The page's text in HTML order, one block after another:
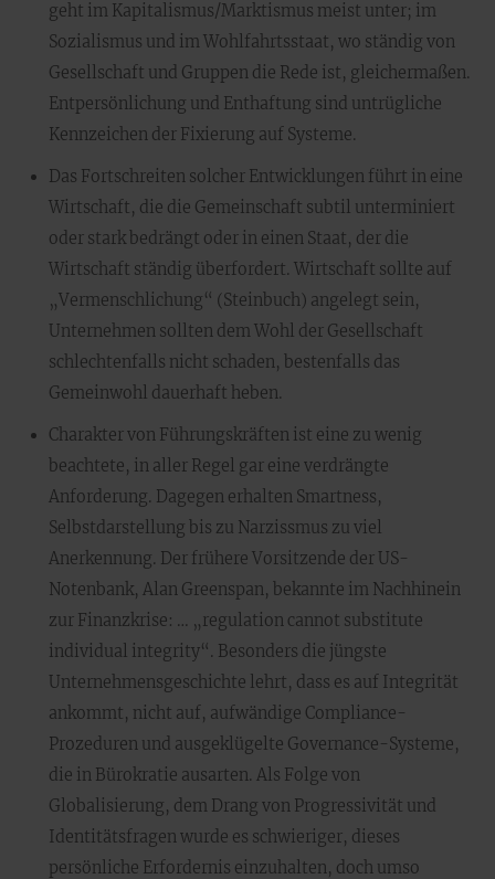
geht im Kapitalismus/Marktismus meist unter; im
Sozialismus und im Wohlfahrtsstaat, wo ständig von
Gesellschaft und Gruppen die Rede ist, gleichermaßen.
Entpersönlichung und Enthaftung sind untrügliche
Kennzeichen der Fixierung auf Systeme.
Das Fortschreiten solcher Entwicklungen führt in eine
Wirtschaft, die die Gemeinschaft subtil unterminiert
oder stark bedrängt oder in einen Staat, der die
Wirtschaft ständig überfordert. Wirtschaft sollte auf
„Vermenschlichung“ (Steinbuch) angelegt sein,
Unternehmen sollten dem Wohl der Gesellschaft
schlechtenfalls nicht schaden, bestenfalls das
Gemeinwohl dauerhaft heben.
Charakter von Führungskräften ist eine zu wenig
beachtete, in aller Regel gar eine verdrängte
Anforderung. Dagegen erhalten Smartness,
Selbstdarstellung bis zu Narzissmus zu viel
Anerkennung. Der frühere Vorsitzende der US-
Notenbank, Alan Greenspan, bekannte im Nachhinein
zur Finanzkrise: … „regulation cannot substitute
individual integrity“. Besonders die jüngste
Unternehmensgeschichte lehrt, dass es auf Integrität
ankommt, nicht auf, aufwändige Compliance-
Prozeduren und ausgeklügelte Governance-Systeme,
die in Bürokratie ausarten. Als Folge von
Globalisierung, dem Drang von Progressivität und
Identitätsfragen wurde es schwieriger, dieses
persönliche Erfordernis einzuhalten, doch umso